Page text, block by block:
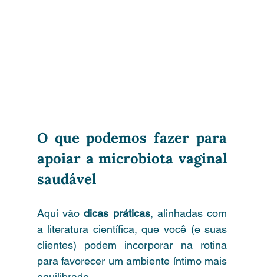
O que podemos fazer para
apoiar a microbiota vaginal
saudável
Aqui vão dicas práticas, alinhadas com
a literatura científica, que você (e suas
clientes) podem incorporar na rotina
para favorecer um ambiente íntimo mais